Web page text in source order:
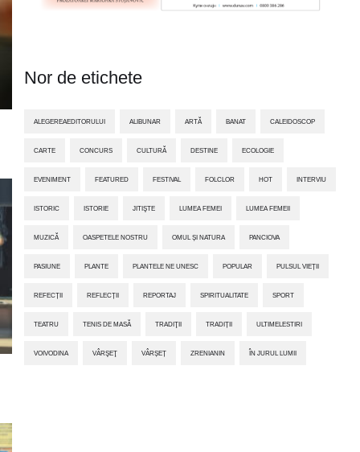
Nor de etichete
ALEGEREAEDITORULUI ALIBUNAR ARTĂ BANAT CALEIDOSCOP
CARTE CONCURS CULTURĂ DESTINE ECOLOGIE
EVENIMENT FEATURED FESTIVAL FOLCLOR HOT INTERVIU
ISTORIC ISTORIE JITIŞTE LUMEA FEMEI LUMEA FEMEII
MUZICĂ OASPETELE NOSTRU OMUL ȘI NATURA PANCIOVA
PASIUNE PLANTE PLANTELE NE UNESC POPULAR PULSUL VIEȚII
REFECȚII REFLECȚII REPORTAJ SPIRITUALITATE SPORT
TEATRU TENIS DE MASĂ TRADIŢII TRADIȚII ULTIMELESTIRI
VOIVODINA VÂRŞEŢ VÂRȘEȚ ZRENIANIN ÎN JURUL LUMII